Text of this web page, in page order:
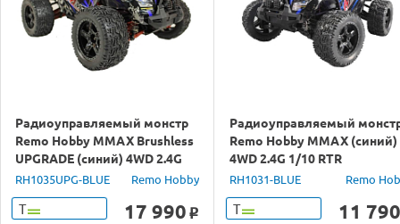
Радиоуправляемый монстр
Remo Hobby MMAX Brushless
UPGRADE (синий) 4WD 2.4G
1/10 RTR
RH1035UPG-BLUE Remo Hobby
Т 17 990 o
Радиоуправляемый
Remo Hobby MMAX (синий)
4WD 2.4G 1/10 RTR
RH1031-BLUE Remo
Т 11 790